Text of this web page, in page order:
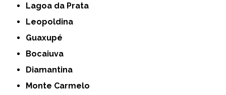
Lagoa da Prata
Leopoldina
Guaxupé
Bocaiuva
Diamantina
Monte Carmelo